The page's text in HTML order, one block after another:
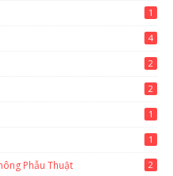
1
4
2
2
1
1
Phẫu Thuật 2